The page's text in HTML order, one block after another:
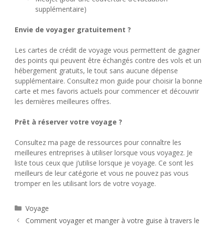
supplémentaire)
Envie de voyager gratuitement ?
Les cartes de crédit de voyage vous permettent de gagner
des points qui peuvent être échangés contre des vols et un
hébergement gratuits, le tout sans aucune dépense
supplémentaire. Consultez mon guide pour choisir la bonne
carte et mes favoris actuels pour commencer et découvrir
les dernières meilleures offres.
Prêt à réserver votre voyage ?
Consultez ma page de ressources pour connaître les
meilleures entreprises à utiliser lorsque vous voyagez. Je
liste tous ceux que j’utilise lorsque je voyage. Ce sont les
meilleurs de leur catégorie et vous ne pouvez pas vous
tromper en les utilisant lors de votre voyage.
Catégories
Voyage
Comment voyager et manger à votre guise à travers le